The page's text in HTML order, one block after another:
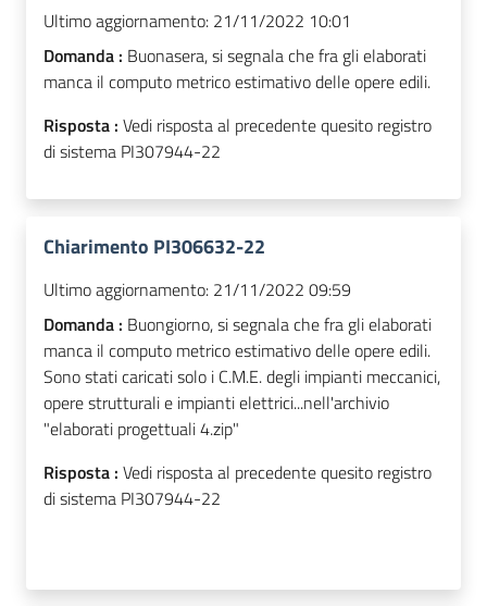
Ultimo aggiornamento: 21/11/2022 10:01
Domanda : Buonasera, si segnala che fra gli elaborati
manca il computo metrico estimativo delle opere edili.
Risposta : Vedi risposta al precedente quesito registro
di sistema PI307944-22
Chiarimento PI306632-22
Ultimo aggiornamento: 21/11/2022 09:59
Domanda : Buongiorno, si segnala che fra gli elaborati
manca il computo metrico estimativo delle opere edili.
Sono stati caricati solo i C.M.E. degli impianti meccanici,
opere strutturali e impianti elettrici...nell'archivio
"elaborati progettuali 4.zip"
Risposta : Vedi risposta al precedente quesito registro
di sistema PI307944-22